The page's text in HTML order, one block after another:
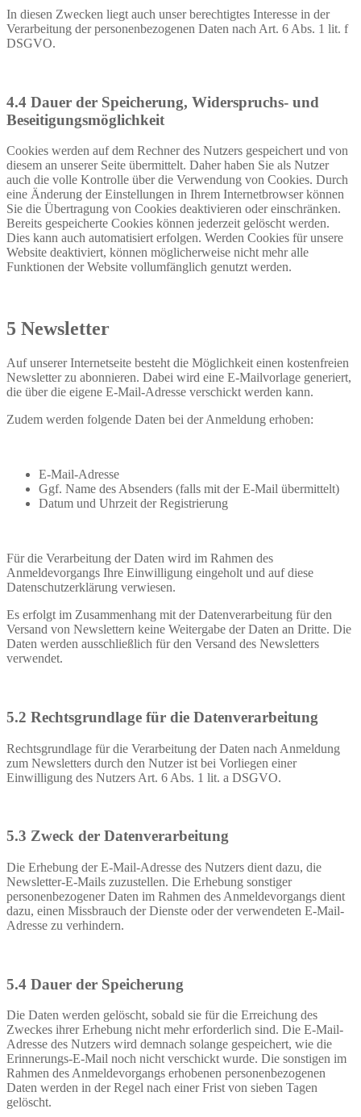
In diesen Zwecken liegt auch unser berechtigtes Interesse in der
Verarbeitung der personenbezogenen Daten nach Art. 6 Abs. 1 lit. f
DSGVO.
4.4 Dauer der Speicherung, Widerspruchs- und
Beseitigungsmöglichkeit
Cookies werden auf dem Rechner des Nutzers gespeichert und von
diesem an unserer Seite übermittelt. Daher haben Sie als Nutzer
auch die volle Kontrolle über die Verwendung von Cookies. Durch
eine Änderung der Einstellungen in Ihrem Internetbrowser können
Sie die Übertragung von Cookies deaktivieren oder einschränken.
Bereits gespeicherte Cookies können jederzeit gelöscht werden.
Dies kann auch automatisiert erfolgen. Werden Cookies für unsere
Website deaktiviert, können möglicherweise nicht mehr alle
Funktionen der Website vollumfänglich genutzt werden.
5 Newsletter
Auf unserer Internetseite besteht die Möglichkeit einen kostenfreien
Newsletter zu abonnieren. Dabei wird eine E-Mailvorlage generiert,
die über die eigene E-Mail-Adresse verschickt werden kann.
Zudem werden folgende Daten bei der Anmeldung erhoben:
E-Mail-Adresse
Ggf. Name des Absenders (falls mit der E-Mail übermittelt)
Datum und Uhrzeit der Registrierung
Für die Verarbeitung der Daten wird im Rahmen des
Anmeldevorgangs Ihre Einwilligung eingeholt und auf diese
Datenschutzerklärung verwiesen.
Es erfolgt im Zusammenhang mit der Datenverarbeitung für den
Versand von Newslettern keine Weitergabe der Daten an Dritte. Die
Daten werden ausschließlich für den Versand des Newsletters
verwendet.
5.2 Rechtsgrundlage für die Datenverarbeitung
Rechtsgrundlage für die Verarbeitung der Daten nach Anmeldung
zum Newsletters durch den Nutzer ist bei Vorliegen einer
Einwilligung des Nutzers Art. 6 Abs. 1 lit. a DSGVO.
5.3 Zweck der Datenverarbeitung
Die Erhebung der E-Mail-Adresse des Nutzers dient dazu, die
Newsletter-E-Mails zuzustellen. Die Erhebung sonstiger
personenbezogener Daten im Rahmen des Anmeldevorgangs dient
dazu, einen Missbrauch der Dienste oder der verwendeten E-Mail-
Adresse zu verhindern.
5.4 Dauer der Speicherung
Die Daten werden gelöscht, sobald sie für die Erreichung des
Zweckes ihrer Erhebung nicht mehr erforderlich sind. Die E-Mail-
Adresse des Nutzers wird demnach solange gespeichert, wie die
Erinnerungs-E-Mail noch nicht verschickt wurde. Die sonstigen im
Rahmen des Anmeldevorgangs erhobenen personenbezogenen
Daten werden in der Regel nach einer Frist von sieben Tagen
gelöscht.